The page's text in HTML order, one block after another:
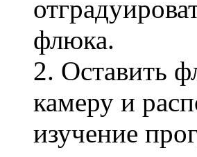
флюка.
2. Оставить
камеру и
изучение